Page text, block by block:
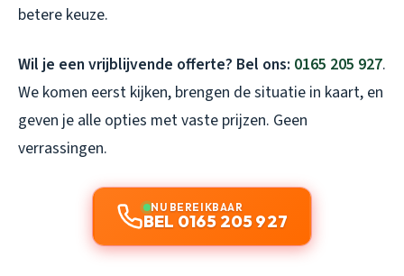
betere keuze.
Wil je een vrijblijvende offerte? Bel ons: 0165 205 927.
We komen eerst kijken, brengen de situatie in kaart, en
geven je alle opties met vaste prijzen. Geen
verrassingen.
NU BEREIKBAAR
BEL 0165 205 927